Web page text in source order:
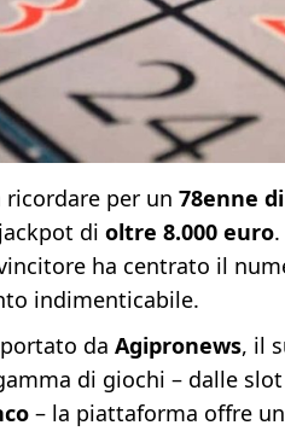
per un 78enne
di oltre 8.000 euro.
ha centrato il
indimenticabile.
da Agipronews, il
di giochi – dalle
– la piattaforma offre un